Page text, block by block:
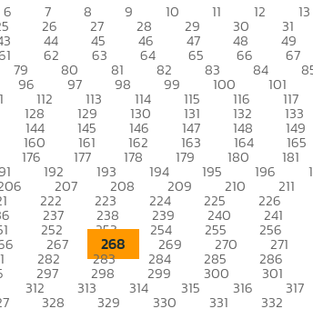
6 7 8 9 10 11 12 13
26 27 28 29 30 31
44 45 46 47 48 49
62 63 64 65 66 67
79 80 81 82 83 84
96 97 98 99 100 101
112 113 114 115 116 117
128 129 130 131 132 133
144 145 146 147 148 149
160 161 162 163 164 165
176 177 178 179 180 181
192 193 194 195 196
207 208 209 210 211
222 223 224 225 226
237 238 239 240 241
252 253 254 255 256
267 268 269 270 271
282 283 284 285 286
297 298 299 300 301
312 313 314 315 316 317
328 329 330 331 332